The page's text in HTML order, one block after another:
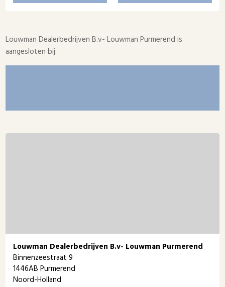
Louwman Dealerbedrijven B.v- Louwman Purmerend is
aangesloten bij:
Louwman Dealerbedrijven B.v- Louwman Purmerend
Binnenzeestraat 9
1446AB Purmerend
Noord-Holland